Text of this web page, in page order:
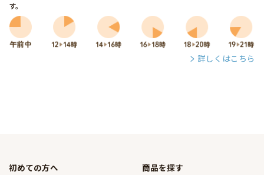
す。
詳しくはこちら
初めての方へ 商品を探す